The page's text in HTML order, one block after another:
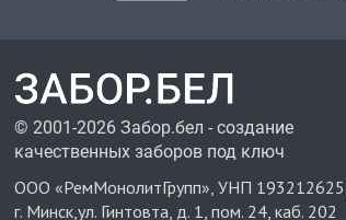
© 2001-2026 Забор.бел - создание
качественных заборов под ключ
ООО «РемМонолитГрупп», УНП
г. Минск,ул. Гинтовта, д. 1, пом. 24, каб. 202